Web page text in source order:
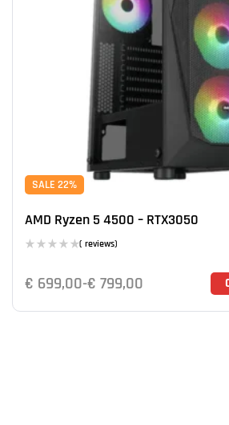
SALE 22%
AMD Ryzen 5 4500 – RTX3050
( reviews)
€ 699,00-€ 799,00